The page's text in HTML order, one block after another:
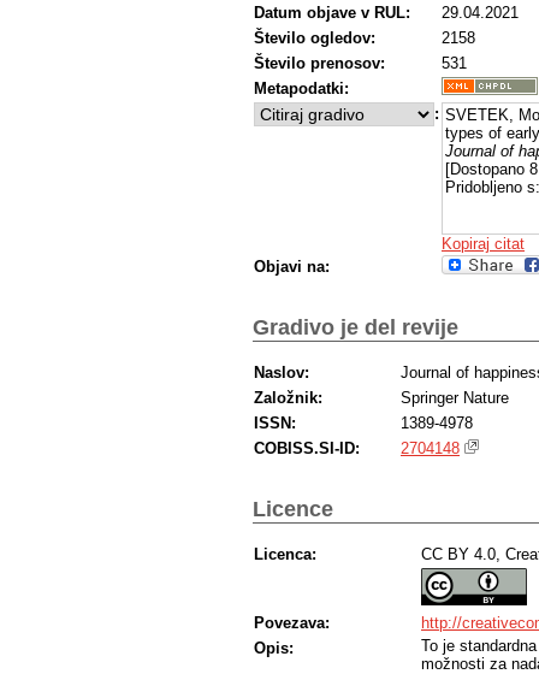
Datum objave v RUL:
29.04.2021
Število ogledov:
2158
Število prenosov:
531
Metapodatki:
: SVETEK,
types of
Journal of
[Dostopano
Pridobljeno
Kopiraj citat
Objavi na:
Gradivo je del revije
Naslov:
Journal of
Založnik:
Springer Nature
ISSN:
1389-4978
COBISS.SI-ID:
2704148
Licence
Licenca: CC BY 4.0,
Povezava:
http://
Opis:
To je
možnosti za